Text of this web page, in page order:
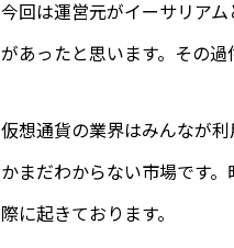
今回は運営元がイーサリア
があったと思います。その過
仮想通貨の業界はみんなが
かまだわからない市場です
際に起きております。